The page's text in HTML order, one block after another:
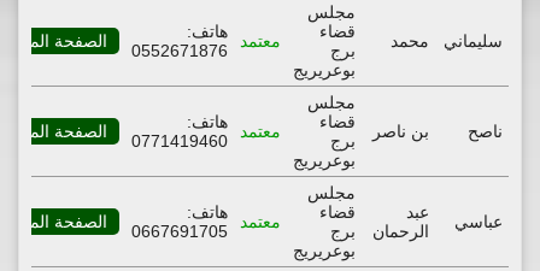
سليماني محمد
مجلس
قضاء
برج
بوعريريج
معتمد
هاتف:
0552671876
الصفحة المهنية
ناصح بن ناصر
مجلس
قضاء
برج
بوعريريج
معتمد
هاتف:
0771419460
الصفحة المهنية
عباسي
عبد
الرحمان
مجلس
قضاء
برج
بوعريريج
معتمد
هاتف:
0667691705
الصفحة المهنية